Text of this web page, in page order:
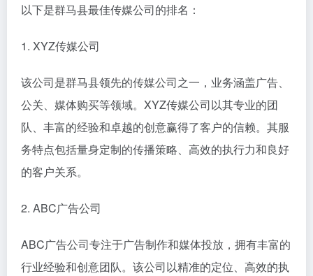
以下是群马县最佳传媒公司的排名：
1. XYZ传媒公司
该公司是群马县领先的传媒公司之一，业务涵盖广告、
公关、媒体购买等领域。XYZ传媒公司以其专业的团
队、丰富的经验和卓越的创意赢得了客户的信赖。其服
务特点包括量身定制的传播策略、高效的执行力和良好
的客户关系。
2. ABC广告公司
ABC广告公司专注于广告制作和媒体投放，拥有丰富的
行业经验和创意团队。该公司以精准的定位、高效的执